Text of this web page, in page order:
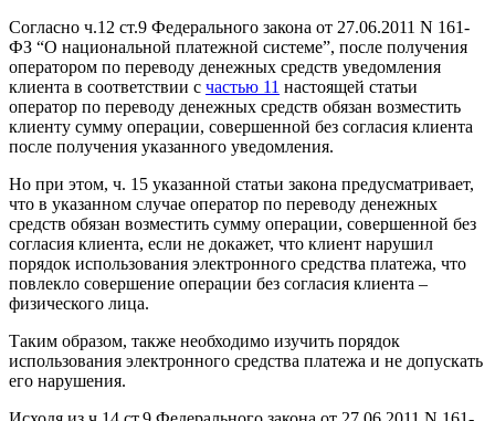
Согласно ч.12 ст.9 Федерального закона от 27.06.2011 N 161-
ФЗ “О национальной платежной системе”, после получения
оператором по переводу денежных средств уведомления
клиента в соответствии с частью 11 настоящей статьи
оператор по переводу денежных средств обязан возместить
клиенту сумму операции, совершенной без согласия клиента
после получения указанного уведомления.
Но при этом, ч. 15 указанной статьи закона предусматривает,
что в указанном случае оператор по переводу денежных
средств обязан возместить сумму операции, совершенной без
согласия клиента, если не докажет, что клиент нарушил
порядок использования электронного средства платежа, что
повлекло совершение операции без согласия клиента –
физического лица.
Таким образом, также необходимо изучить порядок
использования электронного средства платежа и не допускать
его нарушения.